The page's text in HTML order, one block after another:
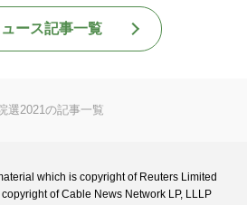
ース記事一覧
選2021の記事一覧
which is copyright of Reuters Limited
of Cable News Network LP, LLLP